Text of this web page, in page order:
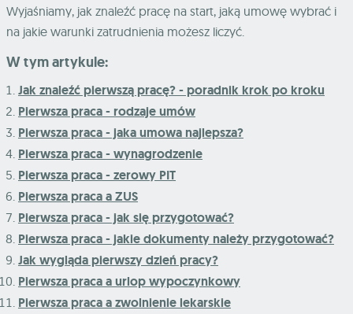
Wyjaśniamy, jak znaleźć pracę na start, jaką umowę wybrać i
na jakie warunki zatrudnienia możesz liczyć.
W tym artykule:
Jak znaleźć pierwszą pracę? - poradnik krok po kroku
Pierwsza praca - rodzaje umów
Pierwsza praca - jaka umowa najlepsza?
Pierwsza praca - wynagrodzenie
Pierwsza praca - zerowy PIT
Pierwsza praca a ZUS
Pierwsza praca - jak się przygotować?
Pierwsza praca - jakie dokumenty należy przygotować?
Jak wygląda pierwszy dzień pracy?
Pierwsza praca a urlop wypoczynkowy
Pierwsza praca a zwolnienie lekarskie